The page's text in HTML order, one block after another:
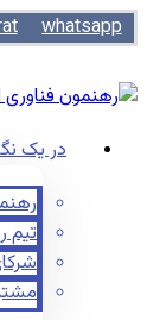
whatsapp
در یک
تیم